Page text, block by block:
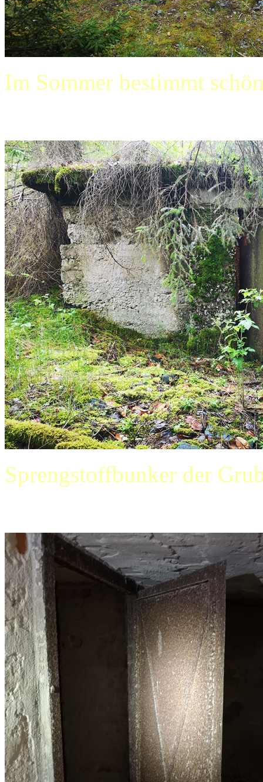
Im Sommer bestimmt
Sprengstoffbunker der